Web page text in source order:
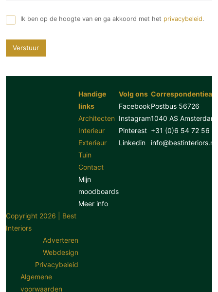
Ik ben op de hoogte van en ga akkoord met het privacybeleid.
Verstuur
Handige
links
Architecten
Interieur
Exterieur
Tuin
Contact
Mijn
moodboards
Meer info
Volg ons
Facebook
Instagram
Pinterest
Linkedin
Postbus 56726
1040 AS Amsterdam
+31 (0)6 54 72 56
info@bestinteriors.nl
Copyright 2026 | Best
Interiors
Adverteren
Webdesign
Privacybeleid
Algemene
voorwaarden